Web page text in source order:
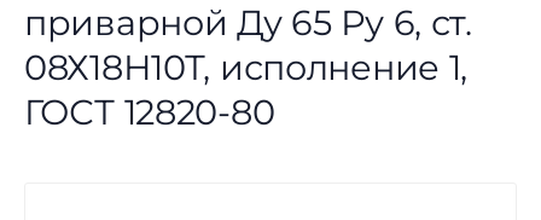
приварной Ду 65 Ру 6, ст.
08Х18Н10Т, исполнение 1,
ГОСТ 12820-80